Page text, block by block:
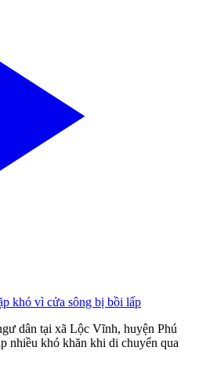
khó vì cửa sông bị bồi lấp
dân tại xã Lộc Vĩnh, huyện Phú
nhiều khó khăn khi di chuyển qua